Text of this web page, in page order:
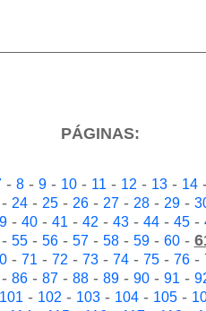
PÁGINAS:
- 8- 9- 10- 11- 12- 13- 14
24- 25- 26- 27- 28- 29-
- 40- 41- 42- 43- 44- 45-
55- 56- 57- 58- 59- 60-
- 71- 72- 73- 74- 75- 76-
86- 87- 88- 89- 90- 91-
101- 102- 103- 104- 105-